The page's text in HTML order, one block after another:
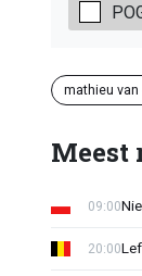
mathieu van
Meest
09:00
20:00